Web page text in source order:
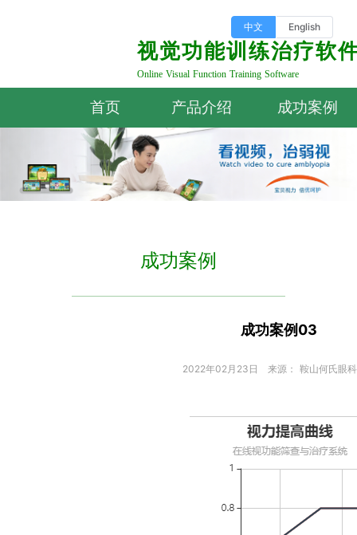
中文 English
视觉功能训练治疗软
Online Visual Function Training Software
首页 产品介绍 成功案例
成功案例
成功案例03
2022年02月23日 来源： 鞍山何氏眼